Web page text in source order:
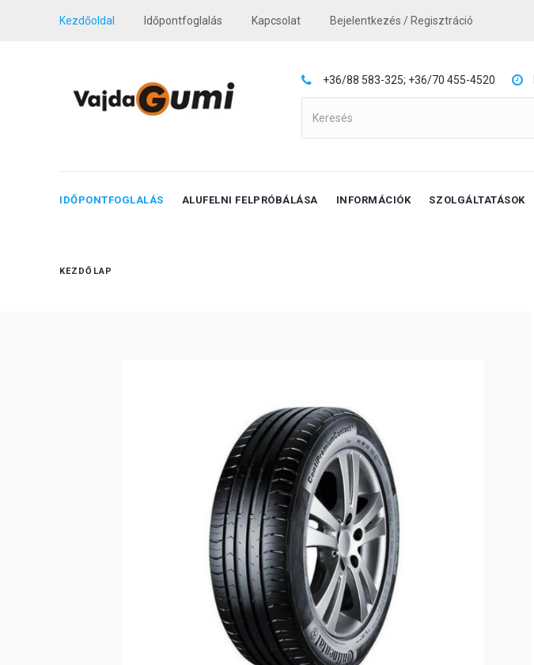
Kezdőoldal Időpontfoglalás Kapcsolat Bejelentkezés / Regisztráció
+36/88 583-325; +36/70 455-4520
IDŐPONTFOGLALÁS ALUFELNI FELPRÓBÁLÁSA INFORMÁCIÓK SZOLGÁLTATÁSOK
KEZDŐLAP